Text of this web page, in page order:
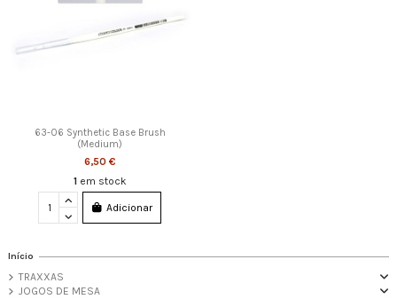
63-06 Synthetic Base Brush
(Medium)
6,50 €
1 em stock
Adicionar
Início
TRAXXAS
JOGOS DE MESA